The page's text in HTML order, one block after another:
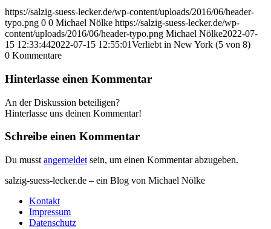
https://salzig-suess-lecker.de/wp-content/uploads/2016/06/header-
typo.png 0 0 Michael Nölke https://salzig-suess-lecker.de/wp-
content/uploads/2016/06/header-typo.png Michael Nölke2022-07-
15 12:33:442022-07-15 12:55:01Verliebt in New York (5 von 8)
0 Kommentare
Hinterlasse einen Kommentar
An der Diskussion beteiligen?
Hinterlasse uns deinen Kommentar!
Schreibe einen Kommentar
Du musst angemeldet sein, um einen Kommentar abzugeben.
salzig-suess-lecker.de – ein Blog von Michael Nölke
Kontakt
Impressum
Datenschutz